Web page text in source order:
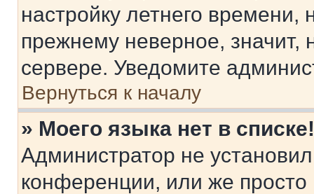
настройку летнего
прежнему неверное, значит,
сервере. Уведомите
Вернуться к началу
» Моего языка нет в списке!
Администратор не
конференции, или же